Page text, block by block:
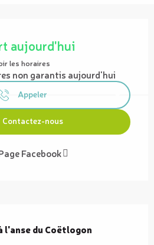
aujourd'hui
les horaires
non garantis aujourd'hui
Appeler
Contactez-nous
Facebook
l'anse du Coëtlogon